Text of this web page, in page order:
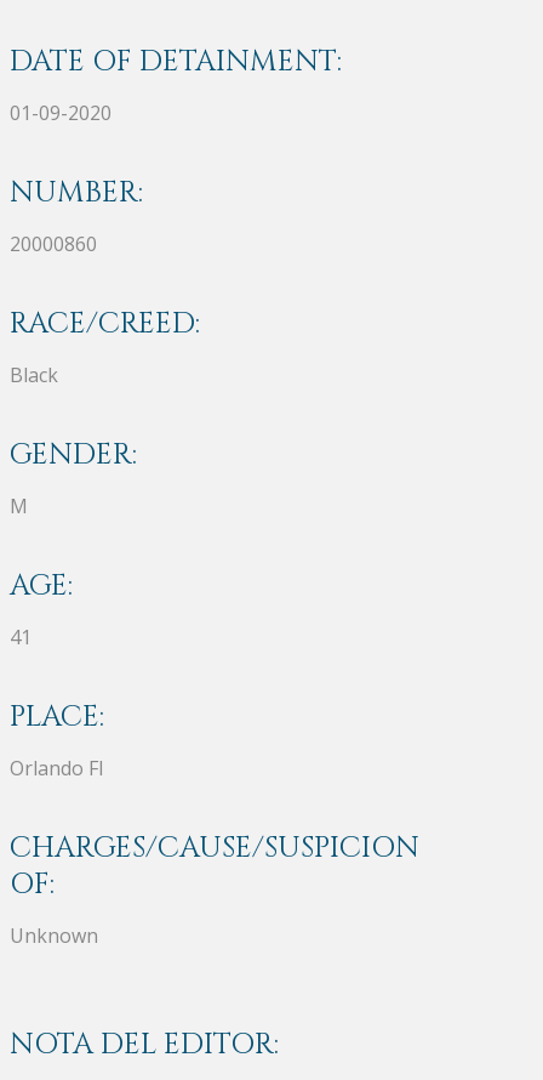
DATE OF DETAINMENT:
01-09-2020
NUMBER:
20000860
RACE/CREED:
Black
GENDER:
M
AGE:
41
PLACE:
Orlando Fl
CHARGES/CAUSE/SUSPICION
OF:
Unknown
NOTA DEL EDITOR: